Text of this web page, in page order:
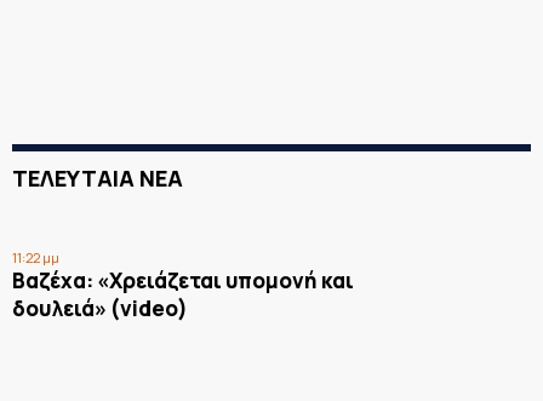
ΤΕΛΕΥΤΑΙΑ ΝΕΑ
11:22 μμ
Βαζέχα: «Χρειάζεται υπομονή και
δουλειά» (video)